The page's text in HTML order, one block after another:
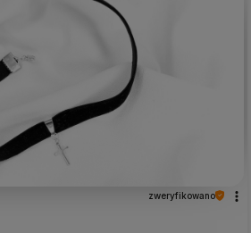
zweryfikowano